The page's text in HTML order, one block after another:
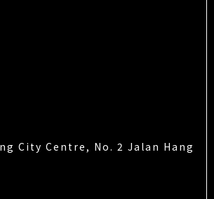
City Centre, No. 2 Jalan Hang